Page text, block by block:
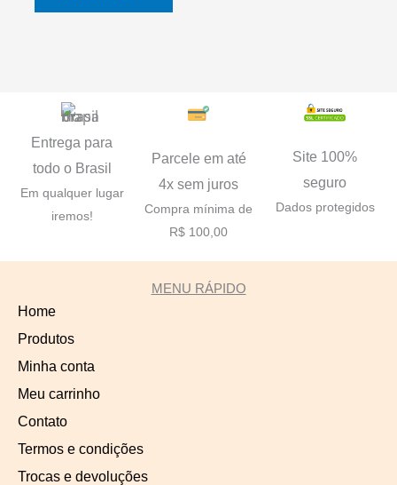
Entrega para
todo o Brasil
Em qualquer lugar
iremos!
Parcele em até
4x sem juros
Compra mínima de
R$ 100,00
Site 100%
seguro
Dados protegidos
MENU RÁPIDO
Home
Produtos
Minha conta
Meu carrinho
Contato
Termos e condições
Trocas e devoluções